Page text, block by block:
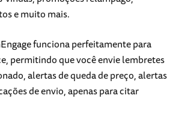
e muito mais.
funciona perfeitamente para
permitindo que você envie lembretes
alertas de queda de preço, alertas
de envio, apenas para citar